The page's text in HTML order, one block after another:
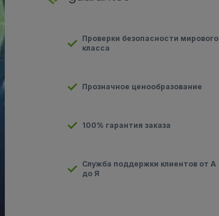
Проверки безопасности мирового
класса
Прозначное ценообразование
100% гарантия заказа
Служба поддержки клиентов от А
до Я